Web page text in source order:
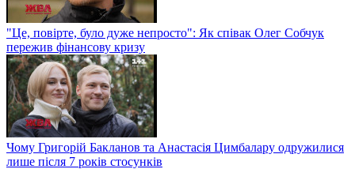
"Це, повірте, було дуже непросто": Як співак Олег Собчук
пережив фінансову кризу
Чому Григорій Бакланов та Анастасія Цимбалару одружилися
лише після 7 років стосунків